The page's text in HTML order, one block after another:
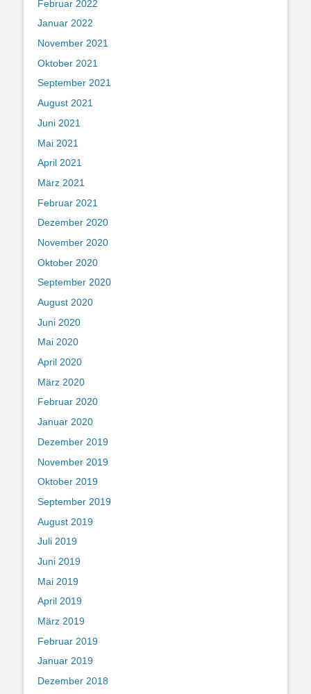
Februar 2022
Januar 2022
November 2021
Oktober 2021
September 2021
August 2021
Juni 2021
Mai 2021
April 2021
März 2021
Februar 2021
Dezember 2020
November 2020
Oktober 2020
September 2020
August 2020
Juni 2020
Mai 2020
April 2020
März 2020
Februar 2020
Januar 2020
Dezember 2019
November 2019
Oktober 2019
September 2019
August 2019
Juli 2019
Juni 2019
Mai 2019
April 2019
März 2019
Februar 2019
Januar 2019
Dezember 2018